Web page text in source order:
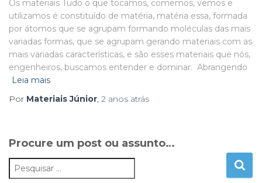
Os materiais Tudo o que tocamos, comemos, vemos e
utilizamos é constituído de matéria, matéria essa, formada
por átomos que se agrupam formando moléculas das mais
variadas formas, que se agrupam gerando materiais com as
mais variadas características, e são esses materiais que nós,
engenheiros, buscamos entender e dominar. Abrangendo
Leia mais
Por Materiais Júnior, 2 anos atrás
Procure um post ou assunto…